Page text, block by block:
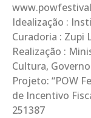
Idealização :
Curadoria : Zupi
Realização :
Cultura,
Projeto: “POW
de Incentivo
251387